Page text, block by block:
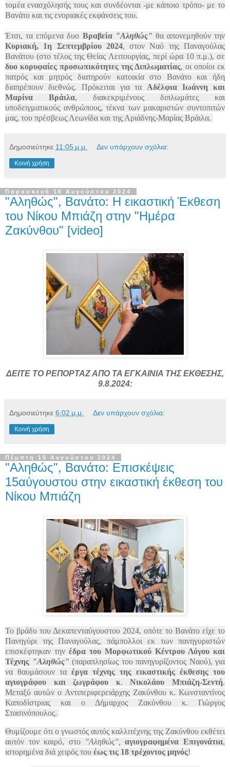
τομέα ενασχόλησής τους και συνδέονται -με κάποιο τρόπο- με το
Βανάτο και τις ενοριακές εκφάνσεις του.
Έτσι, τα επόμενα δυο Βραβεία "Αληθώς" θα απονεμηθούν την
Κυριακή, 1η Σεπτεμβρίου 2024, στον Ναό της Παναγούλας
Βανάτου (στο τέλος της Θείας Λειτουργίας, περί ώρα 10 π.μ.), σε
δυο κορυφαίες προσωπικότητες της Διπλωματίας, οι οποίοι εκ
πατρός και μητρός διατηρούν κατοικία στο Βανάτο και ήδη
διαπρέπουν διεθνώς. Πρόκειται για τα Αδέλφια Ιωάννη και
Μαρίνα Βράιλα, διακεκριμένους διπλωμάτες και
υποδειγματικούς ανθρώπους, τέκνα των μακαριστών συντοπιτών
μας, του πρέσβεως Λεωνίδα και της Αριάδνης-Μαρίας Βράιλα.
Δημοσιεύτηκε 11:05 μ.μ. Δεν υπάρχουν σχόλια:
Κοινή χρήση
Παρασκευή 16 Αυγούστου 2024
"Αληθώς", Βανάτο: Η εικαστική Έκθεση
του Νίκου Μπιάζη στην "Ημέρα
Ζακύνθου" [video]
ΔΕΙΤΕ ΤΟ ΡΕΠΟΡΤΑΖ ΑΠΟ ΤΑ ΕΓΚΑΙΝΙΑ ΤΗΣ ΕΚΘΕΣΗΣ,
9.8.2024:
Δημοσιεύτηκε 6:02 μ.μ. Δεν υπάρχουν σχόλια:
Κοινή χρήση
Πέμπτη 15 Αυγούστου 2024
"Αληθώς", Βανάτο: Επισκέψεις
15αύγουστου στην εικαστική έκθεση του
Νίκου Μπιάζη
Το βράδυ του Δεκαπενταύγουστου 2024, οπότε το Βανάτο είχε το
Πανηγύρι της Παναγούλας, πάμπολλοι εκ των πανηγυριστών
επισκέφτηκαν την έδρα του Μορφωτικού Κέντρου Λόγου και
Τέχνης "Αληθώς" (παραπλησίως του πανηγυρίζοντος Ναού), για
να θαυμάσουν τα έργα τέχνης της εικαστικής έκθεσης του
αγιογράφου και ζωγράφου κ.Νικολάου Μπιάζη-Σεντή.
Μεταξύ αυτών ο Αντιπεριφερειάρχης Ζακύνθου κ. Κωνσταντίνος
Καποδίστριας και ο Δήμαρχος Ζακύνθου κ. Γιώργος
Στασινόπουλος.
Θυμίζουμε ότι ο γνωστός αυτός καλλιτέχνης της Ζακύνθου εκθέτει
αυτόν τον καιρό, στο
"Αληθώς", αγιογραφημένα Επιγονάτια,
ιστορημένα διά χειρός του έως τις 18 τρέχοντος μηνός!